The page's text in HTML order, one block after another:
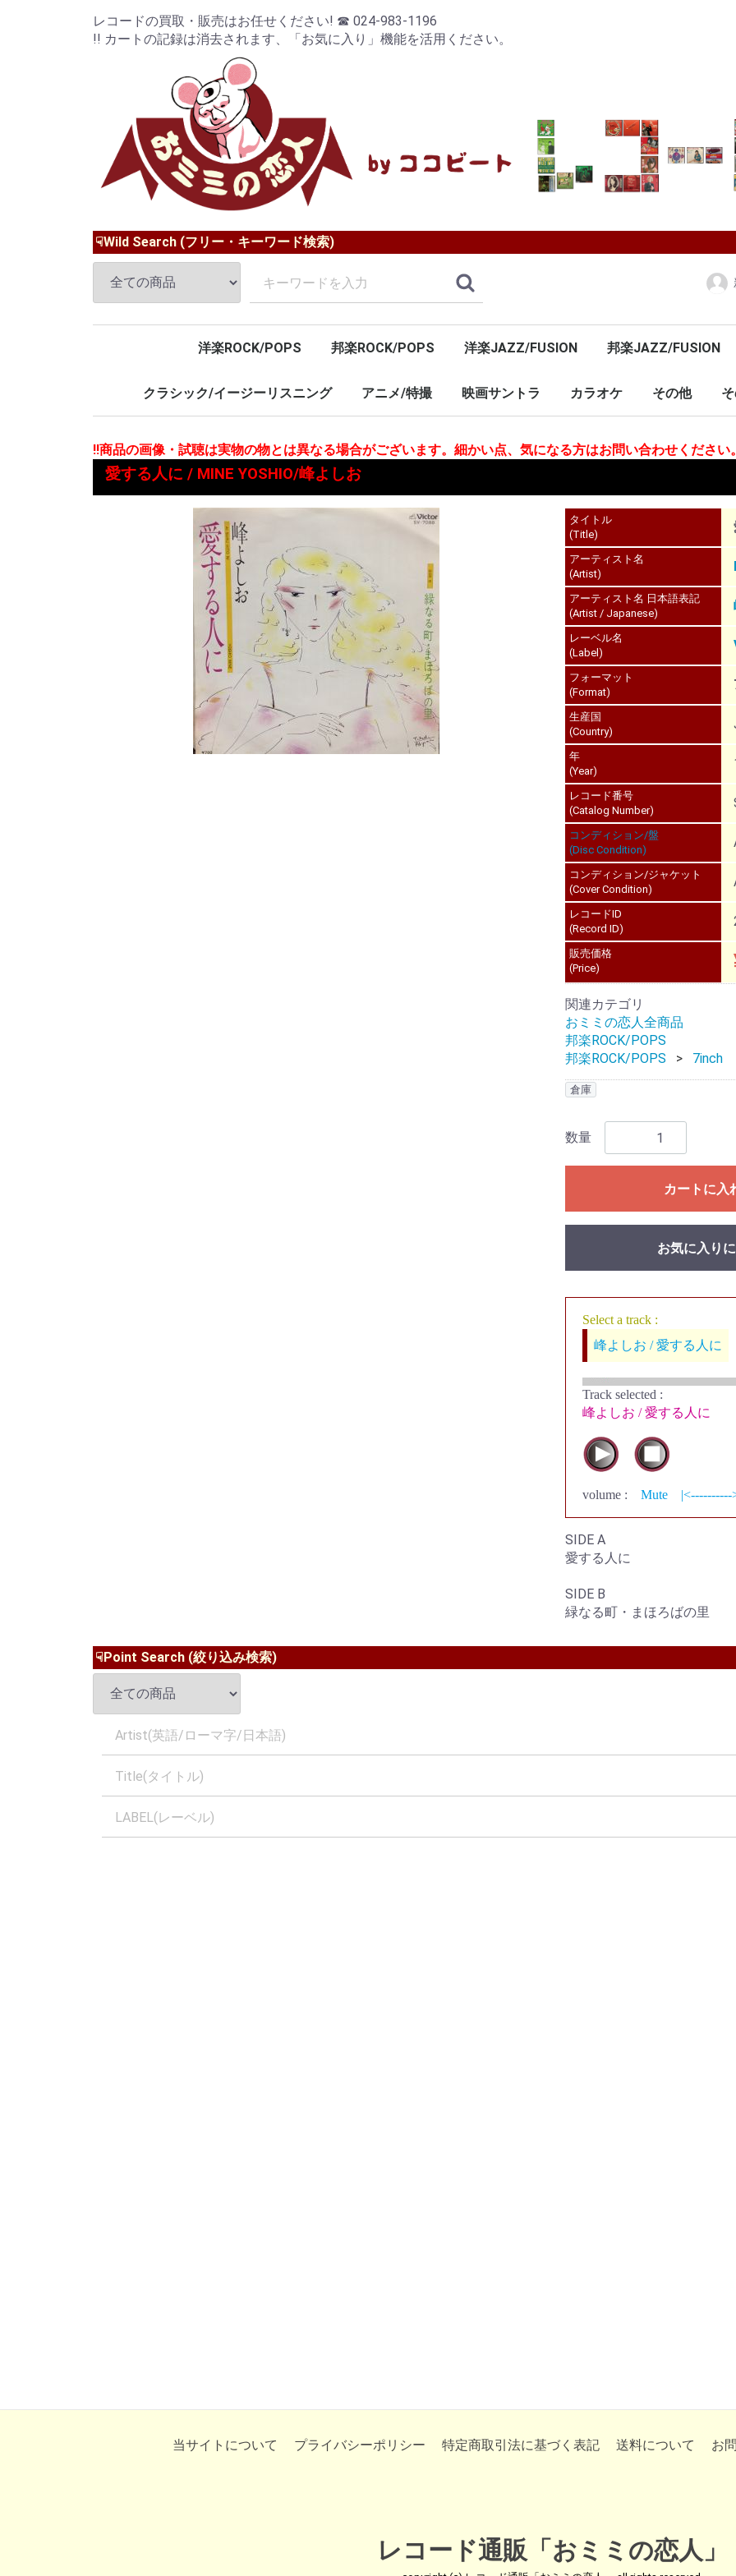
レコードの買取・販売はお任せください! ☎ 024-983-1196
!! カートの記録は消去されます、「お気に入り」機能を活用ください。
☟Wild Search (フリー・キーワード検索)
洋楽ROCK/POPS
LP/12inch/10inch
7inch
邦楽ROCK/POPS
LP/12inch/10inch
7inch
洋楽JAZZ/FUSION
LP/12inch/10inch
7inch
邦楽JAZZ/FUSION
LP/12inch/10inch
7inch
クラシック/イージーリスニング アニメ/特撮 映画サントラ カラオケ その他
!!商品の画像・試聴は実物の物とは異なる場合がございます。細かい点、気になる方はお問い合わせください。
愛する人に / MINE YOSHIO/峰よしお
タイトル
(Title)
アーティスト名
(Artist)
アーティスト名 日本語表記
(Artist / Japanese)
レーベル名
(Label)
フォーマット
(Format)
生産国
(Country)
年
(Year)
レコード番号
(Catalog Number)
コンディション/盤
(Disc Condition)
コンディション/ジャケット
(Cover Condition)
レコードID
(Record ID)
販売価格
(Price)
関連カテゴリ
おミミの恋人全商品
邦楽ROCK/POPS
邦楽ROCK/POPS
7inch
倉庫
数量
カートに入
お気に入り
Select a track :
峰よしお / 愛する人に
Track selected :
峰よしお / 愛する人に
volume : Mute |<----------
SIDE A
愛する人に
SIDE B
緑なる町・まほろばの里
☟Point Search (絞り込み検索)
当サイトについて プライバシーポリシー 特定商取引法に基づく表記 送料について お
レコード通販「おミミの恋人」